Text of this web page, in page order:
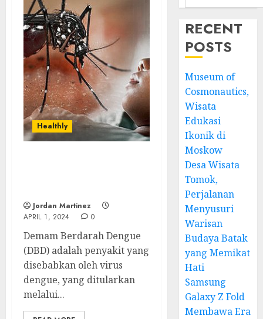
Healthly
Jordan Martinez
APRIL 1, 2024
0
Demam Berdarah Dengue
(DBD) adalah penyakit yang
disebabkan oleh virus
dengue, yang ditularkan
melalui...
RECENT
POSTS
Museum of
Cosmonautics,
Wisata
Edukasi
Ikonik di
Moskow
Desa Wisata
Tomok,
Perjalanan
Menyusuri
Warisan
Budaya Batak
yang Memikat
Hati
Samsung
Galaxy Z Fold
Membawa Era